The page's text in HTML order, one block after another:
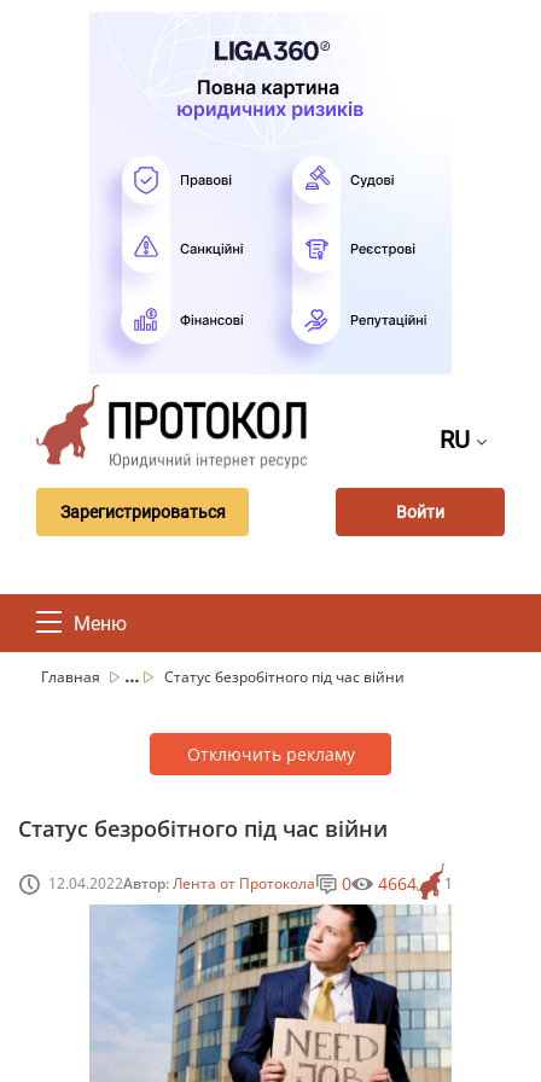
RU
Зарегистрироваться Войти
Меню
Главная ... Статус безробітного під час війни
Отключить рекламу
Статус безробітного під час війни
12.04.2022Автор:Лента от Протокола 1
0 4664